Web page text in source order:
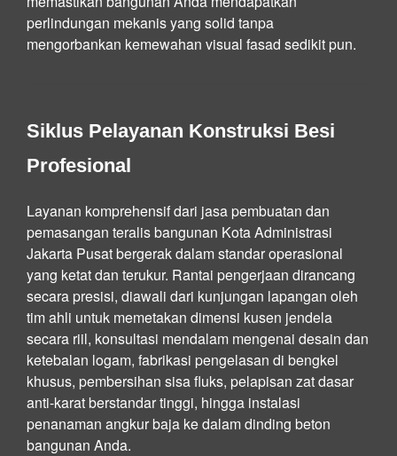
perlindungan mekanis yang solid tanpa
mengorbankan kemewahan visual fasad sedikit pun.
Siklus Pelayanan Konstruksi Besi
Profesional
Layanan komprehensif dari jasa pembuatan dan
pemasangan teralis bangunan Kota Administrasi
Jakarta Pusat bergerak dalam standar operasional
yang ketat dan terukur. Rantai pengerjaan dirancang
secara presisi, diawali dari kunjungan lapangan oleh
tim ahli untuk memetakan dimensi kusen jendela
secara riil, konsultasi mendalam mengenai desain dan
ketebalan logam, fabrikasi pengelasan di bengkel
khusus, pembersihan sisa fluks, pelapisan zat dasar
anti-karat berstandar tinggi, hingga instalasi
penanaman angkur baja ke dalam dinding beton
bangunan Anda.